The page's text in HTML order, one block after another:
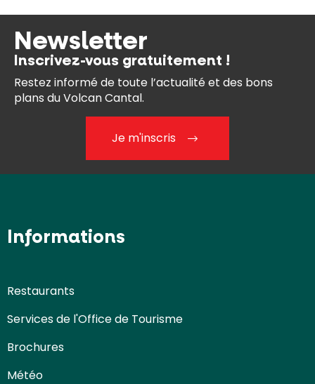
Newsletter
Inscrivez-vous gratuitement !
Restez informé de toute l’actualité et des bons
plans du Volcan Cantal.
Je m'inscris
Informations
Restaurants
Services de l'Office de Tourisme
Brochures
Météo